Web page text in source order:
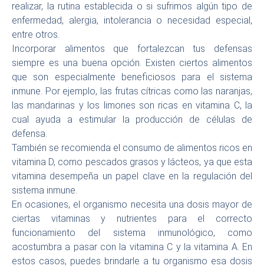
realizar, la rutina establecida o si sufrimos algún tipo de
enfermedad, alergia, intolerancia o necesidad especial,
entre otros.
Incorporar alimentos que fortalezcan tus defensas
siempre es una buena opción. Existen ciertos alimentos
que son especialmente beneficiosos para el sistema
inmune. Por ejemplo, las frutas cítricas como las naranjas,
las mandarinas y los limones son ricas en vitamina C, la
cual ayuda a estimular la producción de células de
defensa.
También se recomienda el consumo de alimentos ricos en
vitamina D, como pescados grasos y lácteos, ya que esta
vitamina desempeña un papel clave en la regulación del
sistema inmune.
En ocasiones, el organismo necesita una dosis mayor de
ciertas vitaminas y nutrientes para el correcto
funcionamiento del sistema inmunológico, como
acostumbra a pasar con la vitamina C y la vitamina A. En
estos casos, puedes brindarle a tu organismo esa dosis